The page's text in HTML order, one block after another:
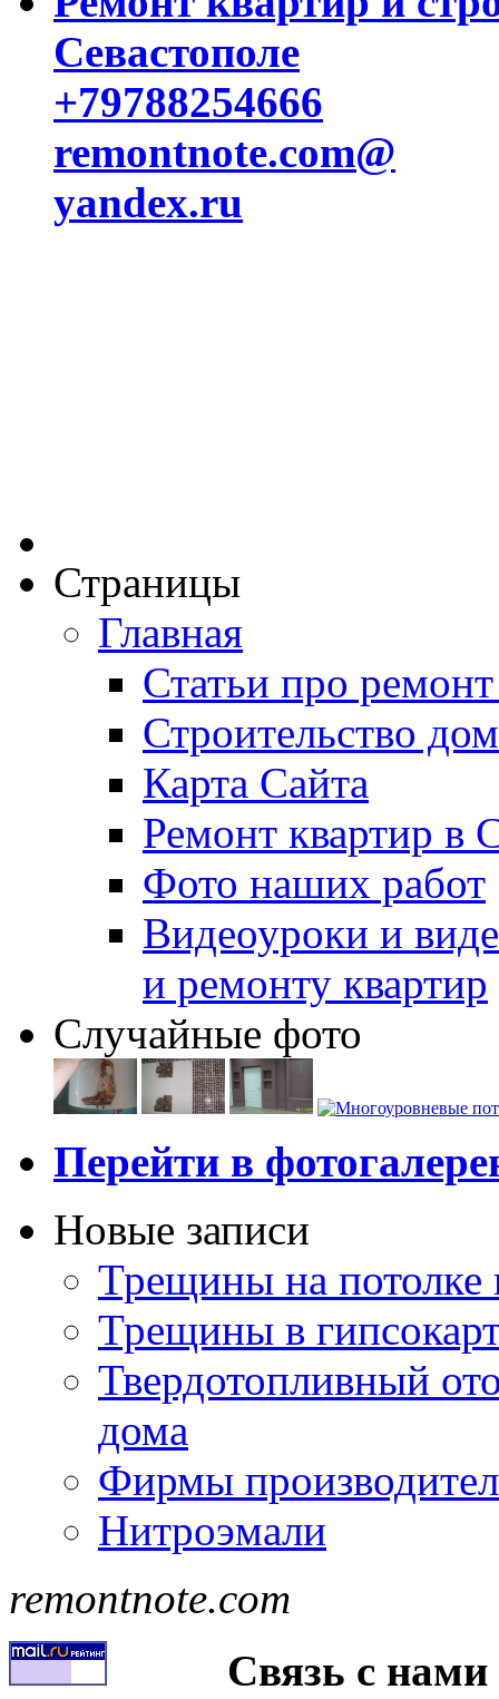
Севастополе
+79788254666
remontnote.com@
yandex.ru
Страницы
Главная
Статьи про
Строительство
Карта Сайта
Ремонт квартир в
Фото наших работ
Видеоуроки и
и ремонту квартир
Случайные фото
Перейти в
Новые записи
Трещины на потолке
Трещины в
Твердотопливный
дома
Фирмы
Нитроэмали
remontnote.com
Связь с